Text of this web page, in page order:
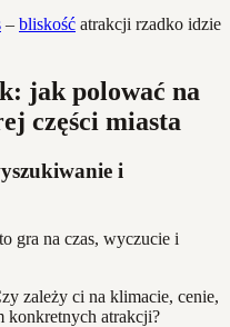
– bliskość atrakcji rzadko idzie
jak polować na
części miasta
i
gra na czas, wyczucie i
zależy ci na klimacie, cenie,
konkretnych atrakcji?